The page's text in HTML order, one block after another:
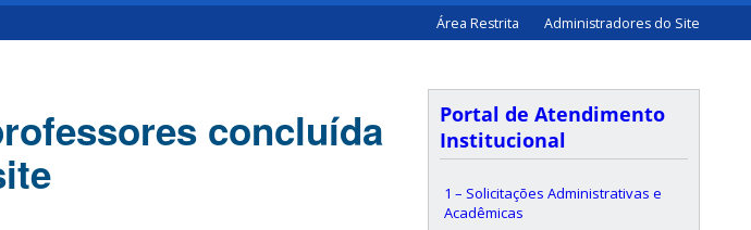
Área Restrita Administradores do Site
concluída
Portal de Atendimento
Institucional
1 – Solicitações Administrativas e
Acadêmicas